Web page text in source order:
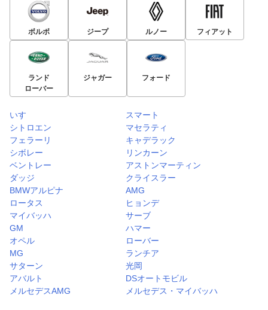
ボルボ ジープ ルノー フィアット
ランド
ローバー
ジャガー フォード
いすゞ
スマート
シトロエン
マセラティ
フェラーリ
キャデラック
シボレー
リンカーン
ベントレー
アストンマーティン
ダッジ
クライスラー
BMWアルピナ
AMG
ロータス
ヒョンデ
マイバッハ
サーブ
GM
ハマー
オペル
ローバー
MG
ランチア
サターン
光岡
アバルト
DSオートモビル
メルセデスAMG
メルセデス・マイバッハ